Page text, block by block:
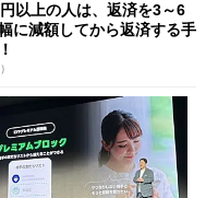
以上の人は、返済を3～6
に減額してから返済する手